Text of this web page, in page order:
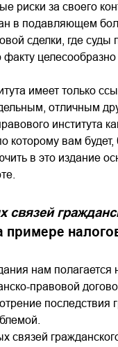
риски за своего
в подавляющем
сделки, где
имеет только
отличным
института
вам будет,
в это издание
нам
правовой
последствия